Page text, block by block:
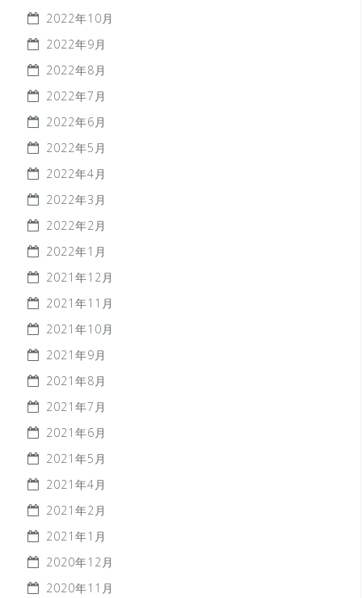
2022年10月
2022年9月
2022年8月
2022年7月
2022年6月
2022年5月
2022年4月
2022年3月
2022年2月
2022年1月
2021年12月
2021年11月
2021年10月
2021年9月
2021年8月
2021年7月
2021年6月
2021年5月
2021年4月
2021年2月
2021年1月
2020年12月
2020年11月